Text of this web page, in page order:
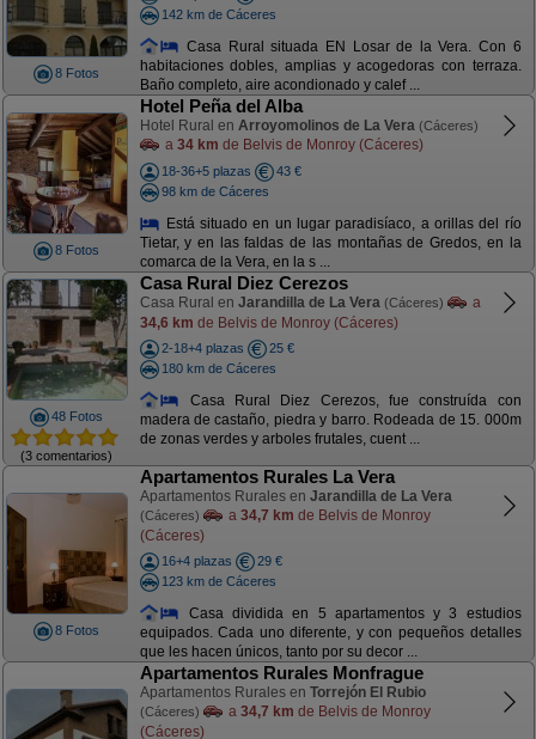
8 Fotos
142 km de Cáceres
Casa Rural situada EN Losar de la Vera. Con 6
habitaciones dobles, amplias y acogedoras con terraza.
Baño completo, aire acondionado y calef ...
8 Fotos
Hotel Peña del Alba
Hotel Rural en Arroyomolinos de La Vera (Cáceres)
a 34 km de Belvis de Monroy (Cáceres)
18-36+5 plazas
43 €
98 km de Cáceres
Está situado en un lugar paradisíaco, a orillas del río
Tietar, y en las faldas de las montañas de Gredos, en la
comarca de la Vera, en la s ...
48 Fotos
(3 comentarios)
Casa Rural Diez Cerezos
Casa Rural en Jarandilla de La Vera (Cáceres)
a
34,6 km de Belvis de Monroy (Cáceres)
2-18+4 plazas
25 €
180 km de Cáceres
Casa Rural Diez Cerezos, fue construída con
madera de castaño, piedra y barro. Rodeada de 15. 000m
de zonas verdes y arboles frutales, cuent ...
8 Fotos
Apartamentos Rurales La Vera
Apartamentos Rurales en Jarandilla de La Vera
(Cáceres) a 34,7 km de Belvis de Monroy
(Cáceres)
16+4 plazas
29 €
123 km de Cáceres
Casa dividida en 5 apartamentos y 3 estudios
equipados. Cada uno diferente, y con pequeños detalles
que les hacen únicos, tanto por su decor ...
Apartamentos Rurales Monfrague
Apartamentos Rurales en Torrejón El Rubio
(Cáceres) a 34,7 km de Belvis de Monroy
(Cáceres)